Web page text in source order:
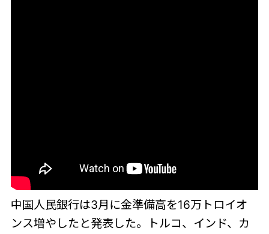
中国人民銀行は3月に金準備高を16万トロイオ
ンス増やしたと発表した。トルコ、インド、カ